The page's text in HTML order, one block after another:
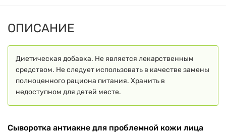
ОПИСАНИЕ
Диетическая добавка. Не является лекарственным
средством. Не следует использовать в качестве замены
полноценного рациона питания. Хранить в
недоступном для детей месте.
Сыворотка антиакне для проблемной кожи лица